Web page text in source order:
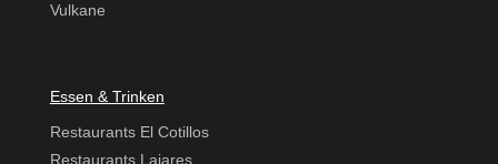
Vulkane
Essen & Trinken
Restaurants El Cotillos
Restaurants Lajares